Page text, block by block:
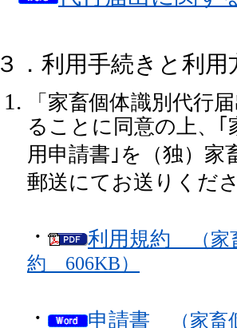
３．利用手続きと利用
「家畜個体識別代行
ることに同意の上、
用申請書｣を（独）
郵送にてお送りくだ
・ 利用規約 （
約 606KB）
・ 申請書 （家